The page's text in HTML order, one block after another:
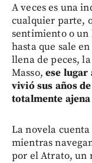
A veces es una
cualquier parte,
sentimiento o un
hasta que sale
llena de peces,
Masso,ese lugar
vivió sus años
totalmente
La novela
mientras
por el Atrato, un